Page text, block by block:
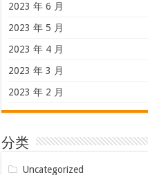
2023 年 6 月
2023 年 5 月
2023 年 4 月
2023 年 3 月
2023 年 2 月
分类
Uncategorized